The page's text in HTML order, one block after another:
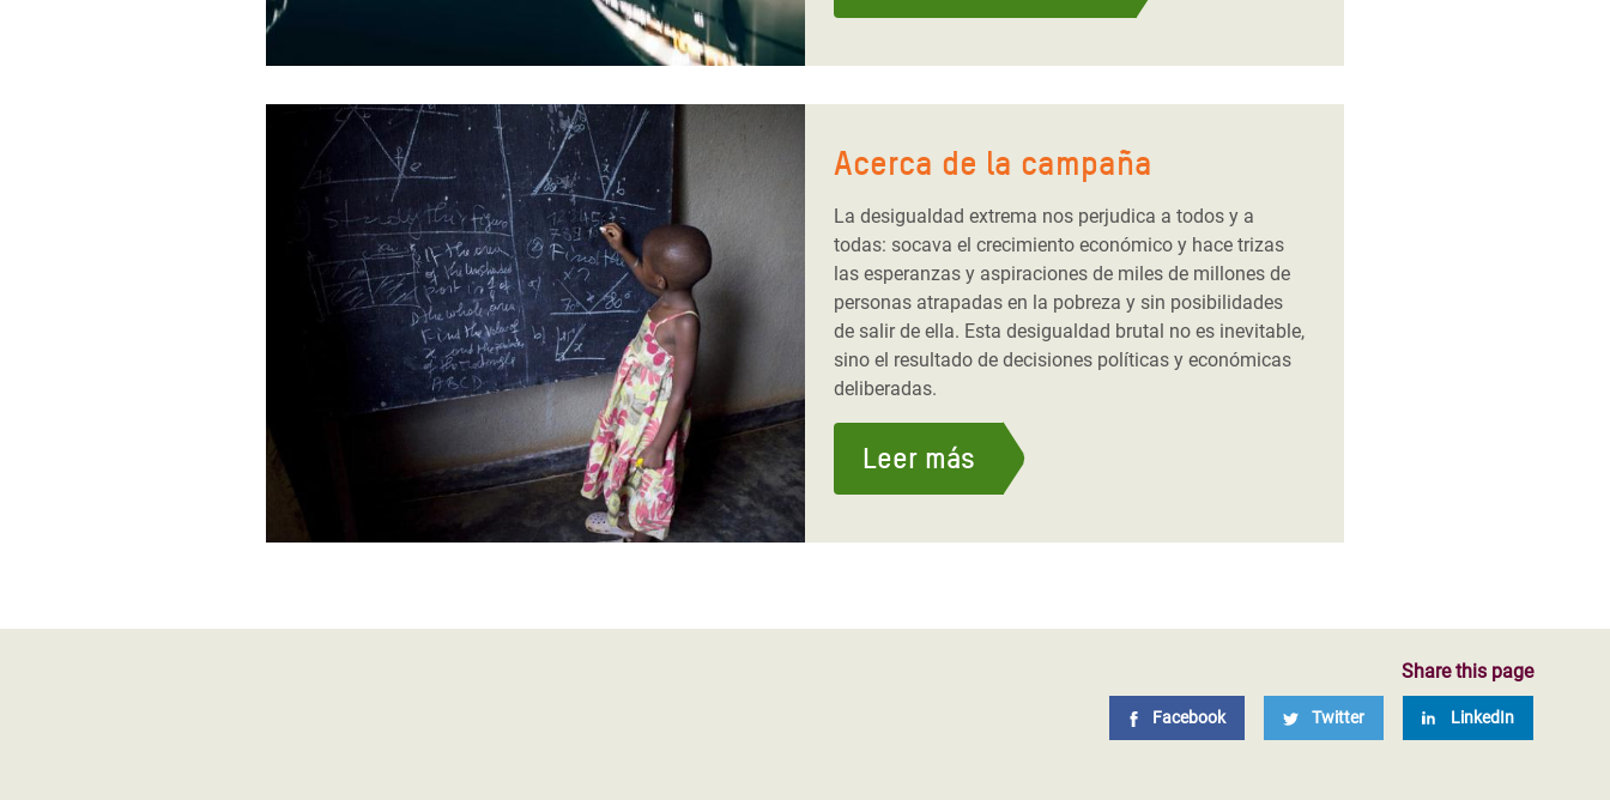
Acerca de la campaña
La desigualdad extrema nos perjudica a todos y a
todas: socava el crecimiento económico y hace trizas
las esperanzas y aspiraciones de miles de millones de
personas atrapadas en la pobreza y sin posibilidades
de salir de ella. Esta desigualdad brutal no es inevitable,
sino el resultado de decisiones políticas y económicas
deliberadas.
Leer más
Share this page
Facebook Twitter LinkedIn